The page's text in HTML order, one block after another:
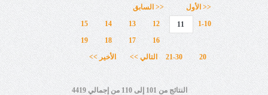
<< الأول
<< السابق
1-10
11
12
13
14
15
16
17
18
19
20
21-30 التالي >> الأخير >>
النتائج من 101 إلى 110 من إجمالي 4419